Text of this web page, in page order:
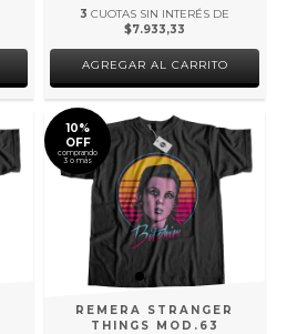
3 CUOTAS SIN INTERÉS DE
$7.933,33
AGREGAR AL CARRITO
10%
OFF
comprando
3 o más
REMERA STRANGER
THINGS MOD.63